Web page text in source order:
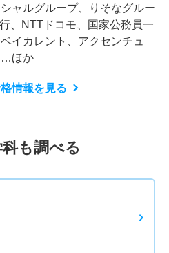
ャルグループ、りそなグルー
、NTTドコモ、国家公務員一
イカレント、アクセンチュ
…ほか
情報を見る
も調べる